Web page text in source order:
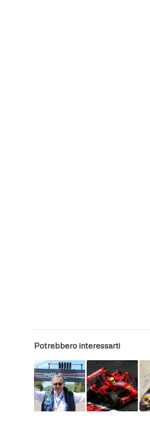
Potrebbero interessarti